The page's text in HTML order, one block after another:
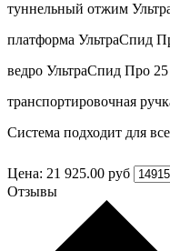
туннельный отжим
платформа УльтраСпид
ведро УльтраСпид Про 25
транспортировочная
Система подходит для
Цена: 21 925.00 руб
Отзывы